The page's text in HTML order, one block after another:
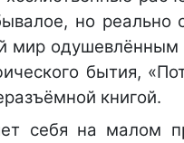
но
одушевлённым
бытия,
книгой.
себя на малом